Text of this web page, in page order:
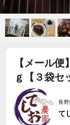
【メール
ｇ【３袋
長野
て